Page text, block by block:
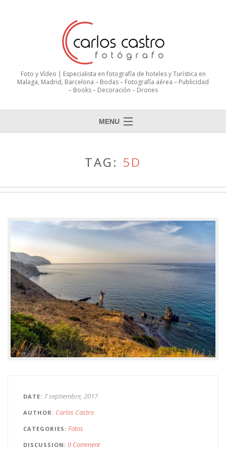
Foto y Vídeo | Especialista en fotografía de hoteles y Turística en
Malaga, Madrid, Barcelona – Bodas – Fotografía aérea – Publicidad
– Books – Decoración – Drones
MENU
TAG: 5D
DATE 7 septiembre, 2017
AUTHOR Carlos Castro
CATEGORIES Fotos
DISCUSSION 0 Comment